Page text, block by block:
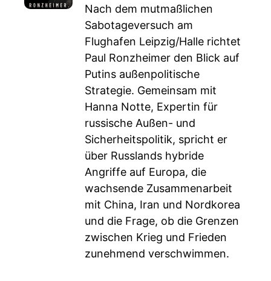
Nach dem mutmaßlichen
Sabotageversuch am
Flughafen Leipzig/Halle richtet
Paul Ronzheimer den Blick auf
Putins außenpolitische
Strategie. Gemeinsam mit
Hanna Notte, Expertin für
russische Außen- und
Sicherheitspolitik, spricht er
über Russlands hybride
Angriffe auf Europa, die
wachsende Zusammenarbeit
mit China, Iran und Nordkorea
und die Frage, ob die Grenzen
zwischen Krieg und Frieden
zunehmend verschwimmen.